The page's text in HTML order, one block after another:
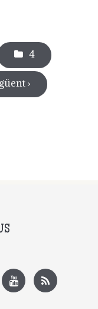
llibre "càntirs
al càntir: de
4
›